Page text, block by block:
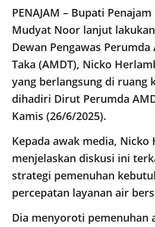
PENAJAM – Bupati
Mudyat Noor lanjut
Dewan Pengawas
Taka (AMDT), Nicko
yang berlangsung di ruang
dihadiri Dirut Perumda
Kamis (26/6/2025).
Kepada awak media, Nicko
menjelaskan diskusi ini
strategi pemenuhan
percepatan layanan air
Dia menyoroti pemenuhan